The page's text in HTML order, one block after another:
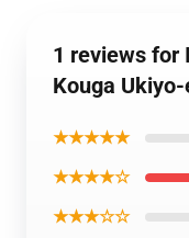
1 reviews for
Kouga
★★★★★
★★★★☆
★★★☆☆